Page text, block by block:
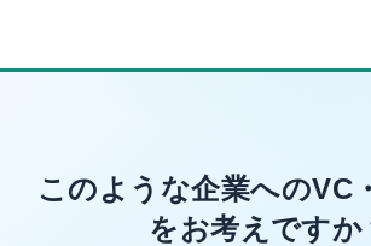
このような企業へのVC
をお考えですか